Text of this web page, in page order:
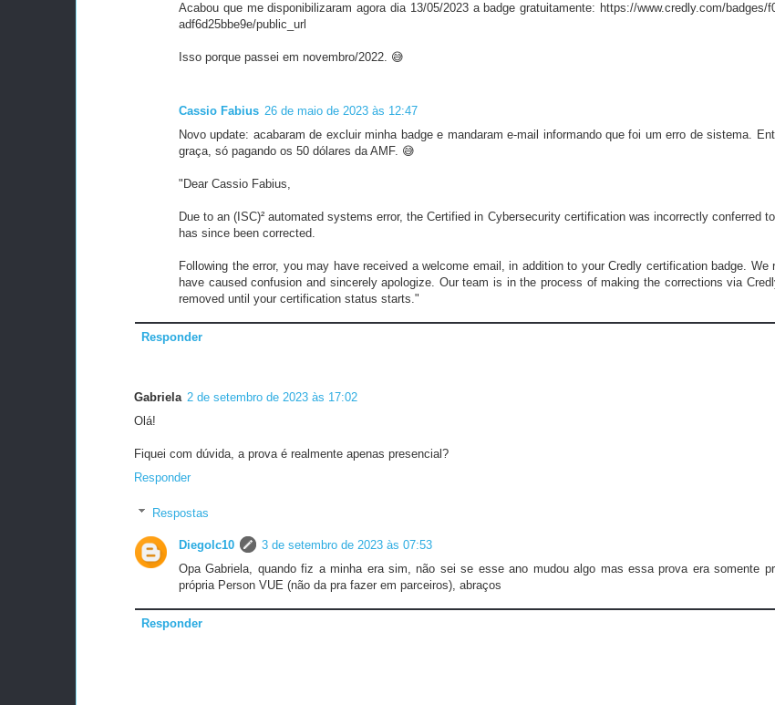
Acabou que me disponibilizaram agora dia 13/05/2023 a badge gratuitamente: https://www.credly.com/badges/
adf6d25bbe9e/public_url
Isso porque passei em novembro/2022. 😅
Cassio Fabius 26 de maio de 2023 às 12:47
Novo update: acabaram de excluir minha badge e mandaram e-mail informando que foi um erro de sistema.
graça, só pagando os 50 dólares da AMF. 😅
"Dear Cassio Fabius,
Due to an (ISC)² automated systems error, the Certified in Cybersecurity certification was incorrectly conferred
has since been corrected.
Following the error, you may have received a welcome email, in addition to your Credly certification badge.
have caused confusion and sincerely apologize. Our team is in the process of making the corrections via
removed until your certification status starts."
Responder
Gabriela 2 de setembro de 2023 às 17:02
Olá!
Fiquei com dúvida, a prova é realmente apenas presencial?
Responder
Respostas
Diegolc10
3 de setembro de 2023 às 07:53
Opa Gabriela, quando fiz a minha era sim, não sei se esse ano mudou algo mas essa prova era somente
própria Person VUE (não da pra fazer em parceiros), abraços
Responder